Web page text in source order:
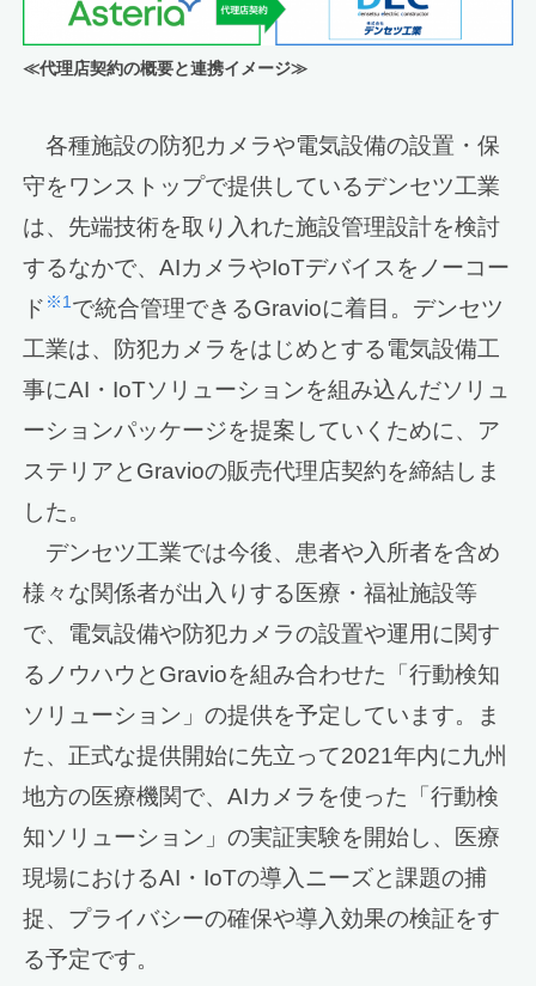
≪代理店契約の概要と連携イメージ≫
各種施設の防犯カメラや電気設備の設置・保
守をワンストップで提供しているデンセツ工業
は、先端技術を取り入れた施設管理設計を検討
するなかで、AIカメラやIoTデバイスをノーコー
ド ※1 で統合管理できるGravioに着目。デンセツ
工業は、防犯カメラをはじめとする電気設備工
事にAI・IoTソリューションを組み込んだソリュ
ーションパッケージを提案していくために、ア
ステリアとGravioの販売代理店契約を締結しま
した。
デンセツ工業では今後、患者や入所者を含め
様々な関係者が出入りする医療・福祉施設等
で、電気設備や防犯カメラの設置や運用に関す
るノウハウとGravioを組み合わせた「行動検知
ソリューション」の提供を予定しています。ま
た、正式な提供開始に先立って2021年内に九州
地方の医療機関で、AIカメラを使った「行動検
知ソリューション」の実証実験を開始し、医療
現場におけるAI・IoTの導入ニーズと課題の捕
捉、プライバシーの確保や導入効果の検証をす
る予定です。